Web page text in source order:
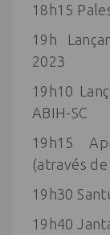
18h15
19h
2023
19h10
ABIH-SC
19h15
(através
19h30
19h40